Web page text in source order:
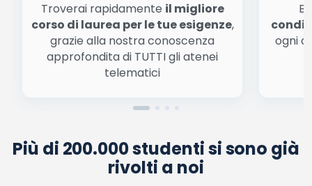
Troverai rapidamente il migliore
corso di laurea per le tue esigenze,
grazie alla nostra conoscenza
approfondita di TUTTI gli atenei
telematici
ogni
Più di 200.000 studenti si sono già
rivolti a noi